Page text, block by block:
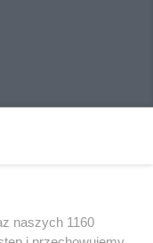
naszych 1160